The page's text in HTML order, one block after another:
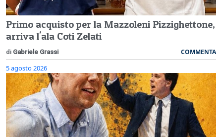
Primo acquisto per la Mazzoleni Pizzighettone,
arriva l'ala Coti Zelati
di Gabriele Grassi COMMENTA
5 agosto 2026